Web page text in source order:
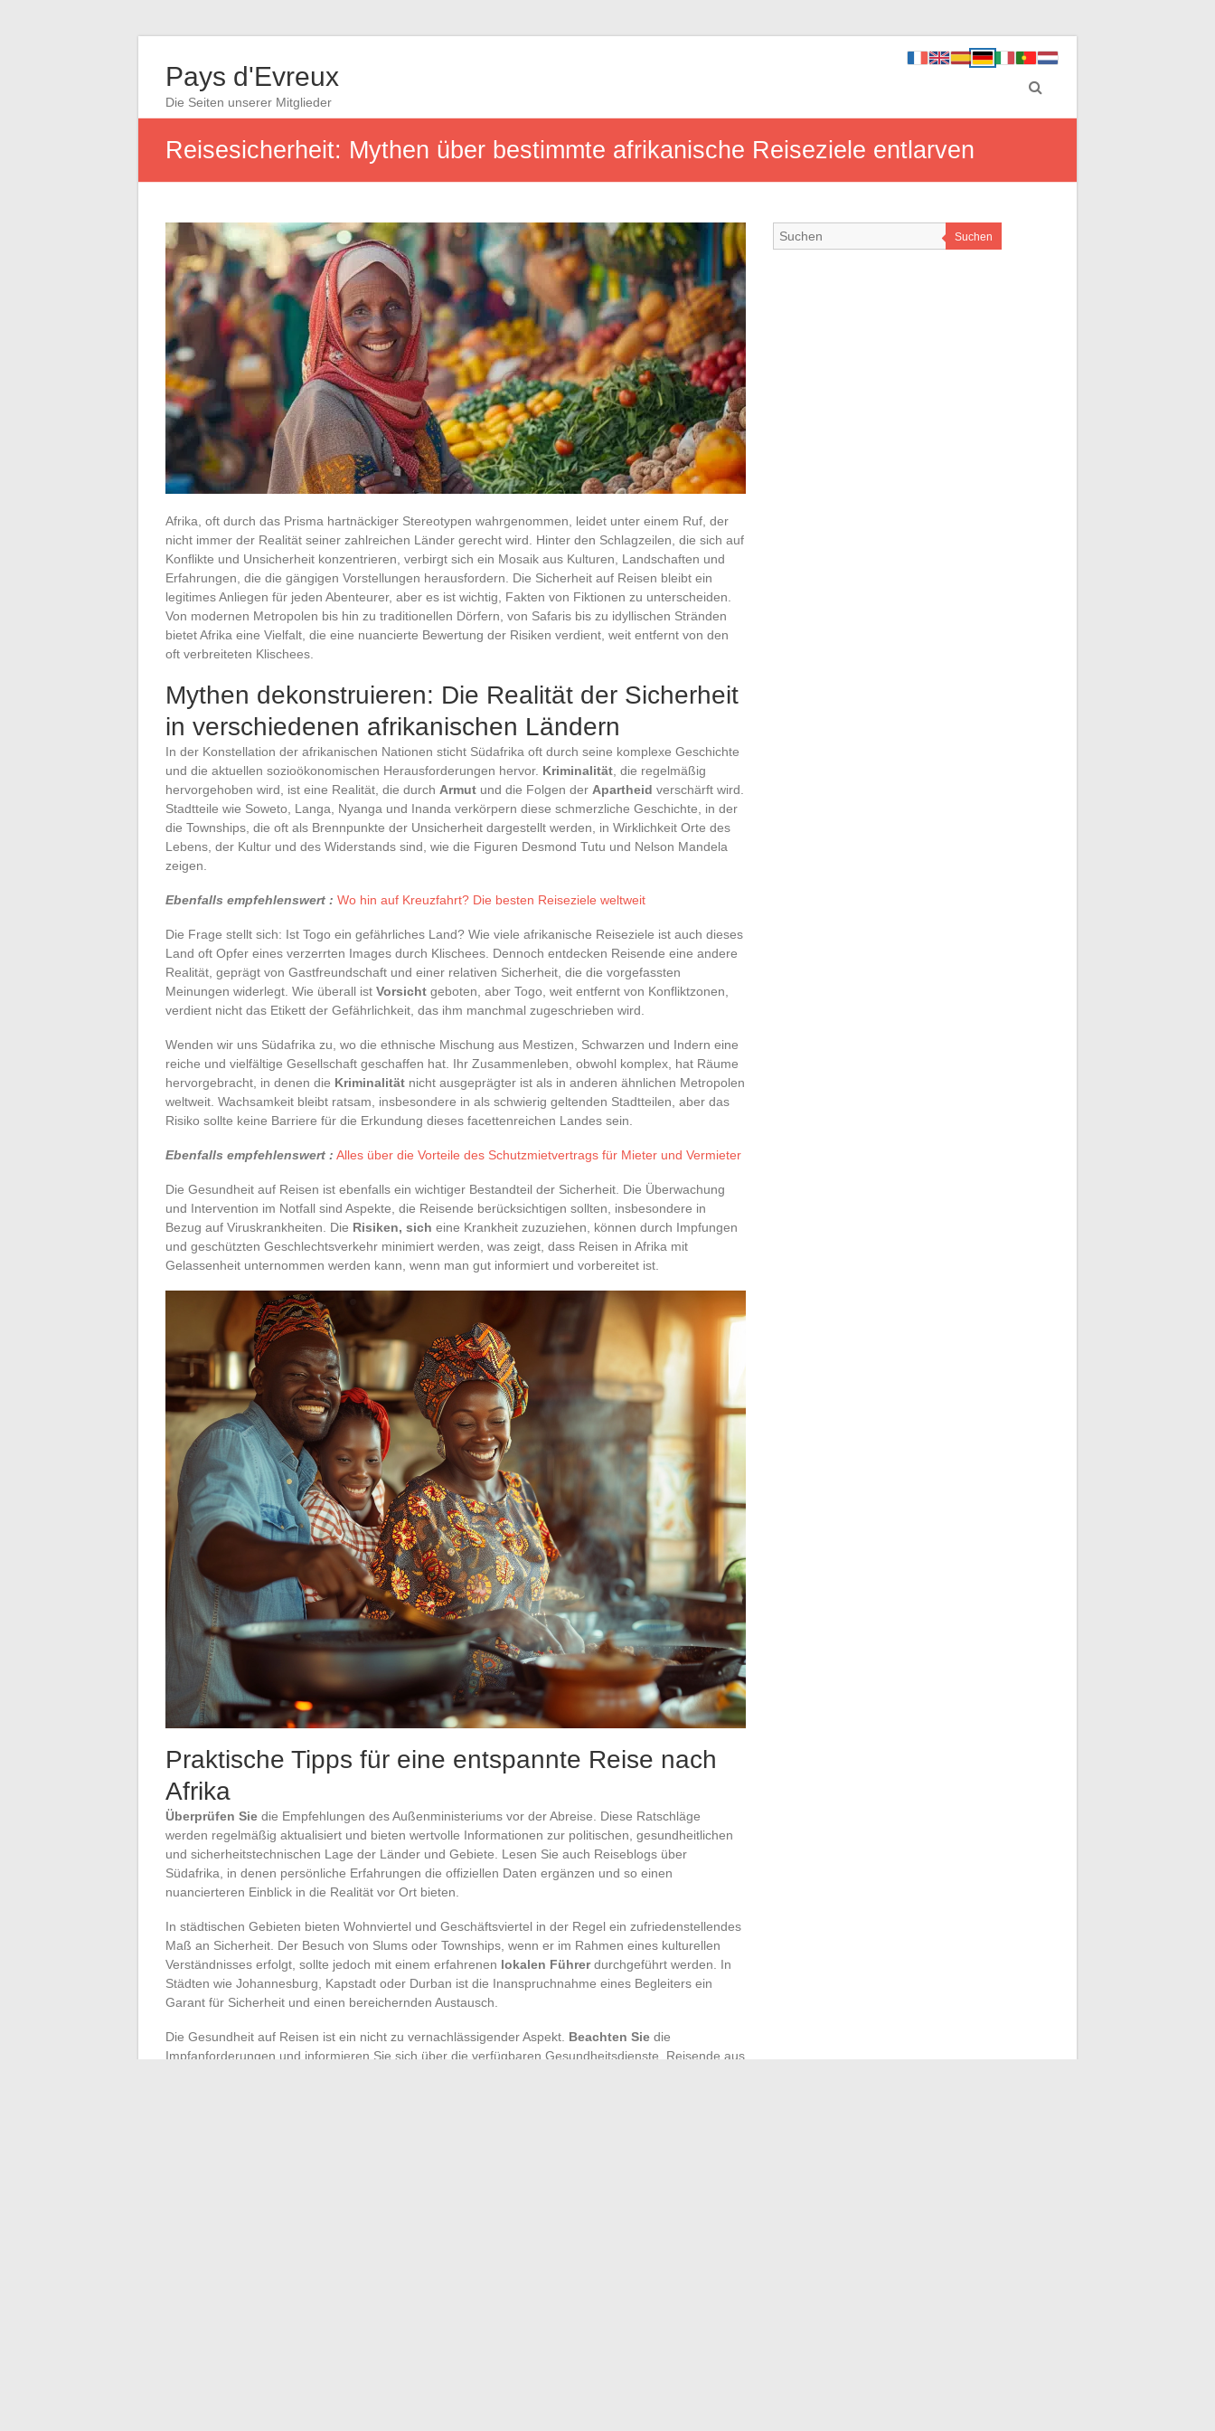
Pays d'Evreux
Die Seiten unserer Mitglieder
Reisesicherheit: Mythen über bestimmte afrikanische Reiseziele entlarven
Afrika, oft durch das Prisma hartnäckiger Stereotypen wahrgenommen, leidet unter einem Ruf, der
nicht immer der Realität seiner zahlreichen Länder gerecht wird. Hinter den Schlagzeilen, die sich auf
Konflikte und Unsicherheit konzentrieren, verbirgt sich ein Mosaik aus Kulturen, Landschaften und
Erfahrungen, die die gängigen Vorstellungen herausfordern. Die Sicherheit auf Reisen bleibt ein
legitimes Anliegen für jeden Abenteurer, aber es ist wichtig, Fakten von Fiktionen zu unterscheiden.
Von modernen Metropolen bis hin zu traditionellen Dörfern, von Safaris bis zu idyllischen Stränden
bietet Afrika eine Vielfalt, die eine nuancierte Bewertung der Risiken verdient, weit entfernt von den
oft verbreiteten Klischees.
Mythen dekonstruieren: Die Realität der Sicherheit
in verschiedenen afrikanischen Ländern
In der Konstellation der afrikanischen Nationen sticht Südafrika oft durch seine komplexe Geschichte
und die aktuellen sozioökonomischen Herausforderungen hervor. Kriminalität , die regelmäßig
hervorgehoben wird, ist eine Realität, die durch Armut und die Folgen der Apartheid verschärft wird.
Stadtteile wie Soweto, Langa, Nyanga und Inanda verkörpern diese schmerzliche Geschichte, in der
die Townships, die oft als Brennpunkte der Unsicherheit dargestellt werden, in Wirklichkeit Orte des
Lebens, der Kultur und des Widerstands sind, wie die Figuren Desmond Tutu und Nelson Mandela
zeigen.
Ebenfalls empfehlenswert : Wo hin auf Kreuzfahrt? Die besten Reiseziele weltweit
Die Frage stellt sich: Ist Togo ein gefährliches Land? Wie viele afrikanische Reiseziele ist auch dieses
Land oft Opfer eines verzerrten Images durch Klischees. Dennoch entdecken Reisende eine andere
Realität, geprägt von Gastfreundschaft und einer relativen Sicherheit, die die vorgefassten
Meinungen widerlegt. Wie überall ist Vorsicht geboten, aber Togo, weit entfernt von Konfliktzonen,
verdient nicht das Etikett der Gefährlichkeit, das ihm manchmal zugeschrieben wird.
Wenden wir uns Südafrika zu, wo die ethnische Mischung aus Mestizen, Schwarzen und Indern eine
reiche und vielfältige Gesellschaft geschaffen hat. Ihr Zusammenleben, obwohl komplex, hat Räume
hervorgebracht, in denen die Kriminalität nicht ausgeprägter ist als in anderen ähnlichen Metropolen
weltweit. Wachsamkeit bleibt ratsam, insbesondere in als schwierig geltenden Stadtteilen, aber das
Risiko sollte keine Barriere für die Erkundung dieses facettenreichen Landes sein.
Ebenfalls empfehlenswert : Alles über die Vorteile des Schutzmietvertrags für Mieter und Vermieter
Die Gesundheit auf Reisen ist ebenfalls ein wichtiger Bestandteil der Sicherheit. Die Überwachung
und Intervention im Notfall sind Aspekte, die Reisende berücksichtigen sollten, insbesondere in
Bezug auf Viruskrankheiten. Die Risiken, sich eine Krankheit zuzuziehen, können durch Impfungen
und geschützten Geschlechtsverkehr minimiert werden, was zeigt, dass Reisen in Afrika mit
Gelassenheit unternommen werden kann, wenn man gut informiert und vorbereitet ist.
Praktische Tipps für eine entspannte Reise nach
Afrika
Überprüfen Sie die Empfehlungen des Außenministeriums vor der Abreise. Diese Ratschläge
werden regelmäßig aktualisiert und bieten wertvolle Informationen zur politischen, gesundheitlichen
und sicherheitstechnischen Lage der Länder und Gebiete. Lesen Sie auch Reiseblogs über
Südafrika, in denen persönliche Erfahrungen die offiziellen Daten ergänzen und so einen
nuancierteren Einblick in die Realität vor Ort bieten.
In städtischen Gebieten bieten Wohnviertel und Geschäftsviertel in der Regel ein zufriedenstellendes
Maß an Sicherheit. Der Besuch von Slums oder Townships, wenn er im Rahmen eines kulturellen
Verständnisses erfolgt, sollte jedoch mit einem erfahrenen lokalen Führerdurchgeführt werden. In
Städten wie Johannesburg, Kapstadt oder Durban ist die Inanspruchnahme eines Begleiters ein
Garant für Sicherheit und einen bereichernden Austausch.
Die Gesundheit auf Reisen ist ein nicht zu vernachlässigender Aspekt. Beachten Sie die
Impfanforderungen und informieren Sie sich über die verfügbaren Gesundheitsdienste. Reisende aus
Suchen